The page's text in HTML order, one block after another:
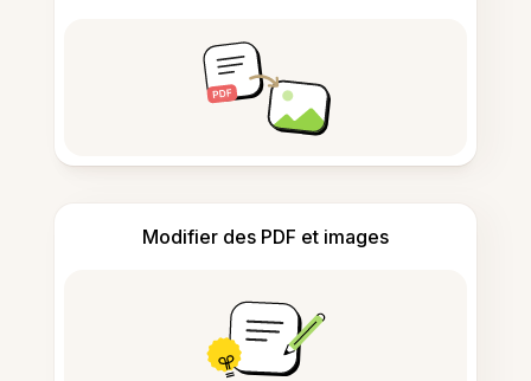
Modifier des PDF et images